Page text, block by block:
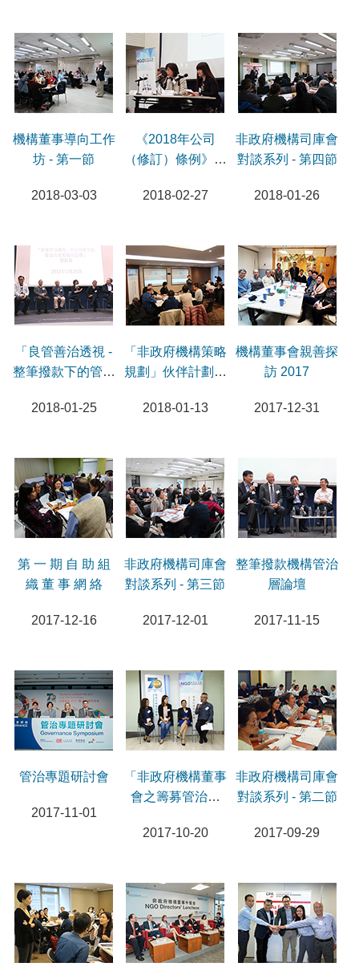
機構董事導向工作
坊 - 第一節
2018-03-03
《2018年公司
（修訂）條例》新
2018-02-27
非政府機構司庫會
對談系列 - 第四節
2018-01-26
「良管善治透視 -
整筆撥款下的管治
研討會
2018-01-25
「非政府機構策略
規劃」伙伴計劃啟
坊
2018-01-13
機構董事會親善探
訪 2017
2017-12-31
第 一 期 自 助 組
織 董 事 網 絡
2017-12-16
非政府機構司庫會
對談系列 - 第三節
2017-12-01
​​​​​​​整筆撥款機構管治
層論壇
2017-11-15
管治專題研討會
2017-11-01
「非政府機構董事
會之籌募管治角
2017-10-20
非政府機構司庫會
對談系列 - 第二節
2017-09-29